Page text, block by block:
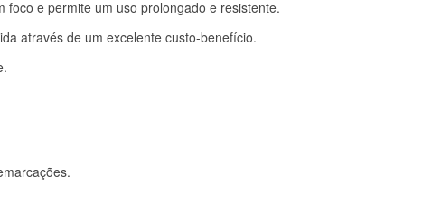
foco e permite um uso prolongado e resistente.
através de um excelente custo-benefício.